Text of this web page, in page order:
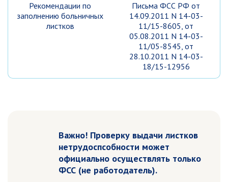
Рекомендации по
заполнению больничных
листков
Письма ФСС РФ от
14.09.2011 N 14-03-
11/15-8605, от
05.08.2011 N 14-03-
11/05-8545, от
28.10.2011 N 14-03-
18/15-12956
Важно! Проверку выдачи листков
нетрудоспсобности может
официально осуществлять только
ФСС (не работодатель).